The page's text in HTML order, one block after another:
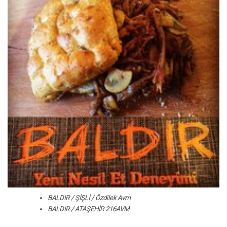
BALDIR / ŞİŞLİ / Özdilek Avm
BALDIR / ATAŞEHİR 216AVM